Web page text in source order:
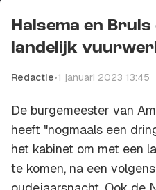
Halsema en
landelijk
Redactie•1 januari 2023 13:45
De burgemeester van
heeft "nogmaals een
het kabinet om met een
te komen, na een